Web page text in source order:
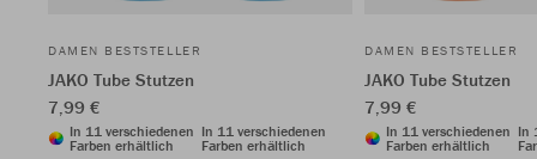
DAMEN BESTSTELLER
JAKO Tube Stutzen
7,99 €
In 11 verschiedenen
Farben erhältlich
In 11 verschiedenen
Farben erhältlich
DAMEN BESTSTELLER
JAKO Tube Stutzen
7,99 €
In 11 verschiedenen
Farben erhältlich
In